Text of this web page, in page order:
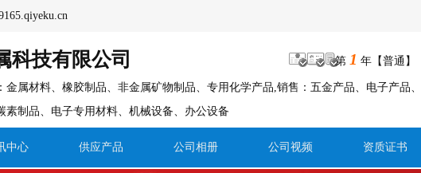
科技有限公司 第 1 年【普通】
金属材料、橡胶制品、非金属矿物制品、专用化学产品,销售：五金产品、电子产品
素制品、电子专用材料、机械设备、办公设备
中心 供应产品 公司相册 公司视频 资质证书